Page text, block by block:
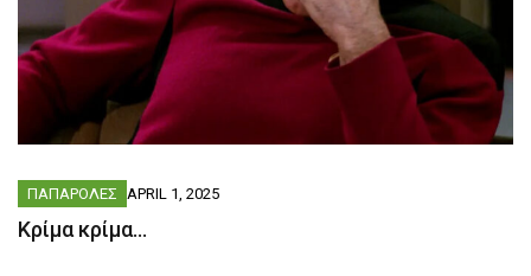
ΠΑΠΑΡΟΛΕΣ APRIL 1, 2025
Kρίμα κρίμα…